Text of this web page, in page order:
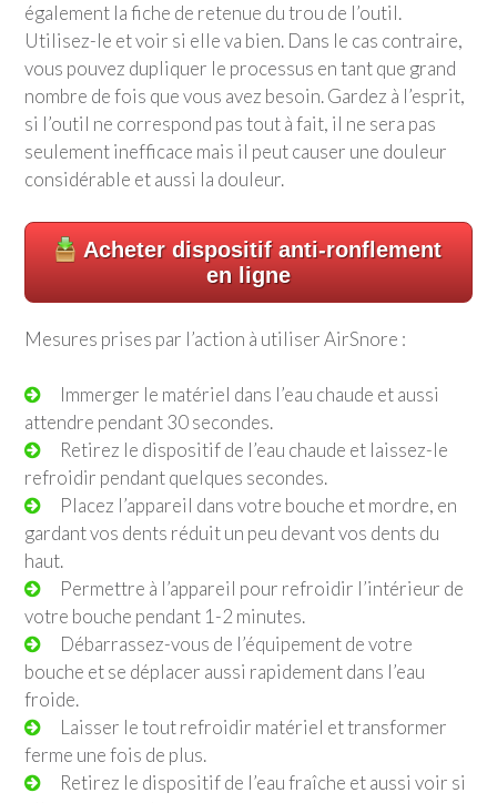
également la fiche de retenue du trou de l’outil.
Utilisez-le et voir si elle va bien. Dans le cas contraire,
vous pouvez dupliquer le processus en tant que grand
nombre de fois que vous avez besoin. Gardez à l’esprit,
si l’outil ne correspond pas tout à fait, il ne sera pas
seulement inefficace mais il peut causer une douleur
considérable et aussi la douleur.
Acheter dispositif anti-ronflement
en ligne
Mesures prises par l’action à utiliser AirSnore :
Immerger le matériel dans l’eau chaude et aussi
attendre pendant 30 secondes.
Retirez le dispositif de l’eau chaude et laissez-le
refroidir pendant quelques secondes.
Placez l’appareil dans votre bouche et mordre, en
gardant vos dents réduit un peu devant vos dents du
haut.
Permettre à l’appareil pour refroidir l’intérieur de
votre bouche pendant 1-2 minutes.
Débarrassez-vous de l’équipement de votre
bouche et se déplacer aussi rapidement dans l’eau
froide.
Laisser le tout refroidir matériel et transformer
ferme une fois de plus.
Retirez le dispositif de l’eau fraîche et aussi voir si